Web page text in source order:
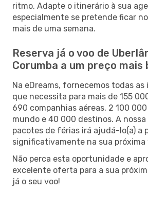
ritmo. Adapte o itinerário à sua
especialmente se pretende ficar
mais de uma semana.
Reserva já o voo de
Corumba a um preço mais
Na eDreams, fornecemos todas
que necessita para mais de 155
690 companhias aéreas, 2 100
mundo e 40 000 destinos. A
pacotes de férias irá ajudá-lo(a) a
significativamente na sua próxima
Não perca esta oportunidade e
excelente oferta para a sua
já o seu voo!